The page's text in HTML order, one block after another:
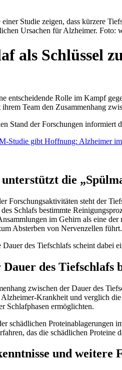
einer Studie zeigen, dass kürzere
Ursachen für Alzheimer. Foto:
als Schlüssel
entscheidende Rolle im Kampf
Team den Zusammenhang
Stand der Forschungen
Studie gibt Hoffnung: Alzheimer
die
Forschungsaktivitäten steht der
Schlafs bestimmte
im Gehirn als eine
Absterben von Nervenzellen
Dauer des Tiefschlafs scheint
des Tiefschlafs
zwischen der Dauer des
Krankheit und verglich
Schlafphasen ermöglichten.
schädlichen Proteinablagerungen
das die schädlichen
und weitere